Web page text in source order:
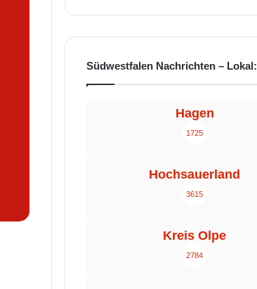
Südwestfalen Nachrichten – Lokal:
Hagen
1725
Hochsauerland
3615
Kreis Olpe
2784